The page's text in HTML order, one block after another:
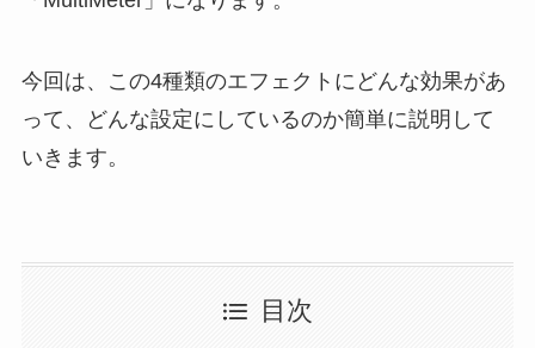
今回は、この4種類のエフェクトにどんな効果があ
って、どんな設定にしているのか簡単に説明して
いきます。
目次